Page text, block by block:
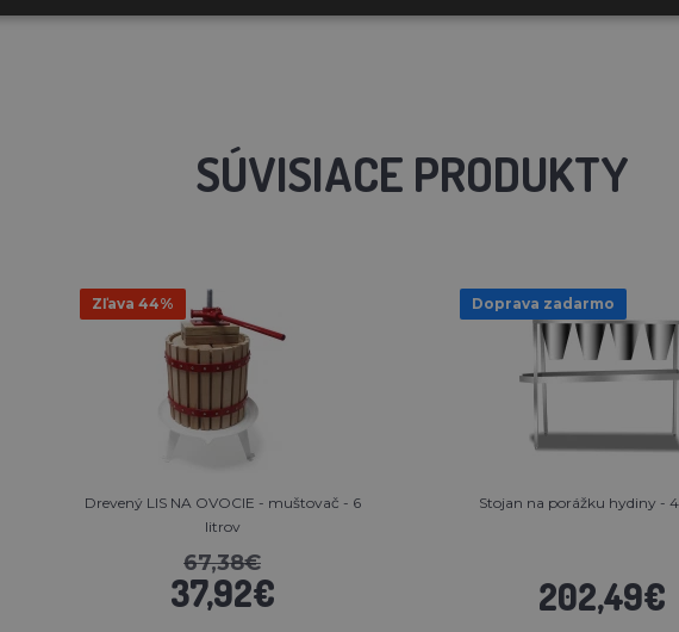
SÚVISIACE PRODUKTY
Zľava 44%
Drevený LIS NA OVOCIE - muštovač - 6
litrov
67,38€
37,92€
Doprava zadarmo
Stojan na porážku hydiny -
202,49€